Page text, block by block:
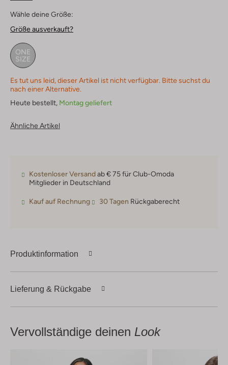
Wähle deine Größe:
Größe ausverkauft?
ONE
SIZE
Es tut uns leid, dieser Artikel ist nicht verfügbar. Bitte suchst du
nach einer Alternative.
Heute bestellt, Montag geliefert
Ähnliche Artikel
Kostenloser Versandab € 75 für Club-Omoda
Mitglieder in Deutschland
Kauf auf Rechnung 30 Tagen Rückgaberecht
Produktinformation
Lieferung & Rückgabe
Vervollständige deinen Look